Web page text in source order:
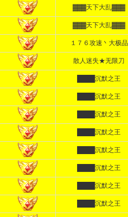
▓▓▓天下大乱▓▓▓
▓▓▓天下大乱▓▓▓
１７６攻速丶大极品
散人迷失★无限刀
████沉默之王
████沉默之王
████沉默之王
████沉默之王
████沉默之王
████沉默之王
████沉默之王
████沉默之王